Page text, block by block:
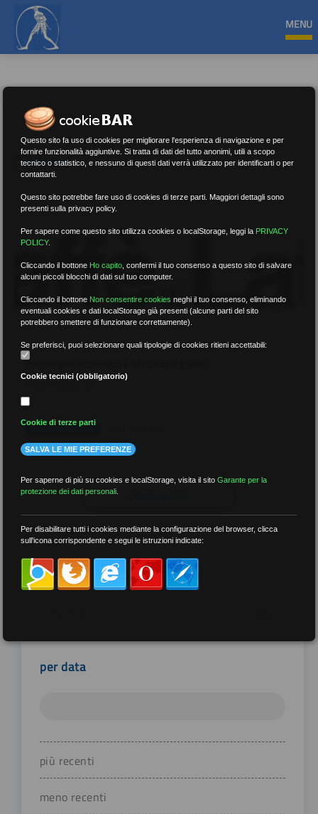
MENU
Notizie
Il sostegno scolastico è senza insegnanti
Il Caffè di Latina
RASSEGNA STAMPA
RICERCA
per data
più recenti
meno recenti
Questo sito fa uso di cookies per migliorare l'esperienza di navigazione e per
fornire funzionalità aggiuntive. Si tratta di dati del tutto anonimi, utili a scopo
tecnico o statistico, e nessuno di questi dati verrà utilizzato per identificarti o per
contattarti.
Questo sito potrebbe fare uso di cookies di terze parti. Maggiori dettagli sono
presenti sulla privacy policy.
Per sapere come questo sito utilizza cookies o localStorage, leggi la PRIVACY
POLICY.
Cliccando il bottone Ho capito ,confermi il tuo consenso a questo sito di salvare
alcuni piccoli blocchi di dati sul tuo computer.
Cliccando il bottone Non consentire cookies neghi il tuo consenso, eliminando
eventuali cookies e dati localStorage già presenti (alcune parti del sito
potrebbero smettere di funzionare correttamente).
Se preferisci, puoi selezionare quali tipologie di cookies ritieni accettabili:
Cookie tecnici (obbligatorio)
Cookie di terze parti
SALVA LE MIE PREFERENZE
Per saperne di più su cookies e localStorage, visita il sitoGarante per la
protezione dei dati personali
Per disabilitare tutti i cookies mediante la configurazione del browser, clicca
sull'icona corrispondente e segui le istruzioni indicate: